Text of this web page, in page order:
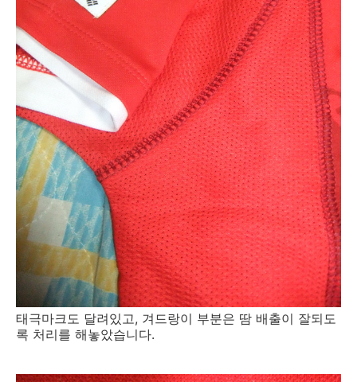
태극마크도 달려있고, 겨드랑이 부분은 땀 배출이 잘되도
록 처리를 해놓았습니다.